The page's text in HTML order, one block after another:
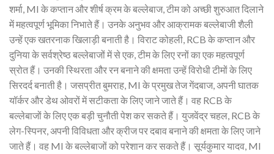
शर्मा, MI के कप्तान और शीर्ष क्रम के बल्लेबाज, टीम को अच्छी शुरुआत दिलाने
में महत्वपूर्ण भूमिका निभाते हैं। उनके अनुभव और आक्रामक बल्लेबाजी शैली
उन्हें एक खतरनाक खिलाड़ी बनाती है। विराट कोहली, RCB के कप्तान और
दुनिया के सर्वश्रेष्ठ बल्लेबाजों में से एक, टीम के लिए रनों का एक महत्वपूर्ण
स्रोत हैं। उनकी स्थिरता और रन बनाने की क्षमता उन्हें विरोधी टीमों के लिए
सिरदर्द बनाती है। जसप्रीत बुमराह, MI के प्रमुख तेज गेंदबाज, अपनी घातक
यॉर्कर और डेथ ओवरों में सटीकता के लिए जाने जाते हैं। वह RCB के
बल्लेबाजों के लिए एक बड़ी चुनौती पेश कर सकते हैं। युजवेंद्र चहल, RCB के
लेग-स्पिनर, अपनी विविधता और क्रीज पर दबाव बनाने की क्षमता के लिए जाने
जाते हैं। वह MI के बल्लेबाजों को परेशान कर सकते हैं। सूर्यकुमार यादव, MI